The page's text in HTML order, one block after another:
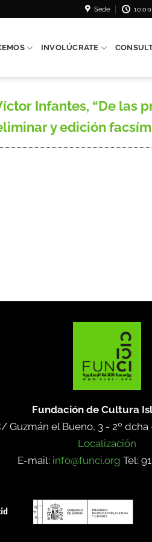
Sede
INVOLÚCRATE
Infantes, “De
y edición
Fundación de Cultura
Guzmán el Bueno, 3 - 2º dcha
Localización
E-mail: info@funci.org Tel: